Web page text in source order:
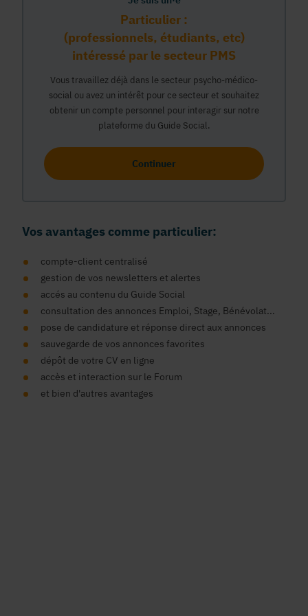
Particulier :
(professionnels, étudiants, etc)
intéressé par le secteur PMS
Vous travaillez déjà dans le secteur psycho-médico-
social ou avez un intérêt pour ce secteur et souhaitez
obtenir un compte personnel pour interagir sur notre
plateforme du Guide Social.
Continuer
Vos avantages comme particulier:
compte-client centralisé
gestion de vos newsletters et alertes
accés au contenu du Guide Social
consultation des annonces Emploi, Stage, Bénévolat...
pose de candidature et réponse direct aux annonces
sauvegarde de vos annonces favorites
dépôt de votre CV en ligne
accès et interaction sur le Forum
et bien d'autres avantages